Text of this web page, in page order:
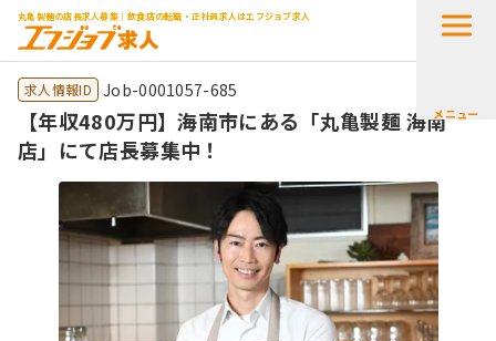
丸亀製麺の店長求人募集｜飲食店の転職・正社員求人はエフジョブ求人
メニュー
【年収480万円】海南市にある「丸亀製麺 海南
店」にて店長募集中！
求人情報ID Job-0001057-685